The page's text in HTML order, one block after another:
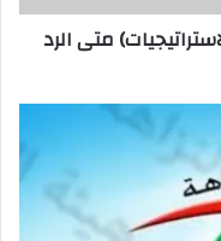
متى الرد